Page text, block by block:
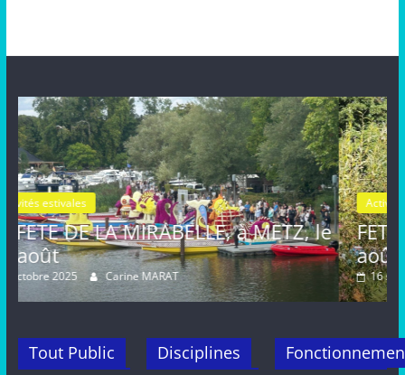
à METZ, le
Activités estivales Actualités
FETE de la MIRABELLE,
août, METZ
16 septembre 2024 Carine MARAT
Tout Public Disciplines